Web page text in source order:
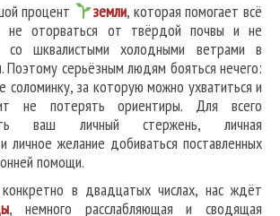
процент
земли, которая помогает всё
не оторваться от твёрдой почвы и не
со шквалистыми холодными ветрами в
Поэтому серьёзным людям бояться нечего:
соломинку, за которую можно ухватиться и
не потерять ориентиры. Для всего
ваш личный стержень, личная
личное желание добиваться поставленных
помощи.
в двадцатых числах, нас ждёт
, немного расслабляющая и сводящая